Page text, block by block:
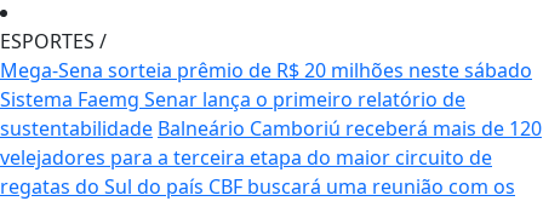
ESPORTES /
Mega-Sena sorteia prêmio de R$ 20 milhões neste sábado
Sistema Faemg Senar lança o primeiro relatório de
sustentabilidade Balneário Camboriú receberá mais de 120
velejadores para a terceira etapa do maior circuito de
regatas do Sul do país CBF buscará uma reunião com os